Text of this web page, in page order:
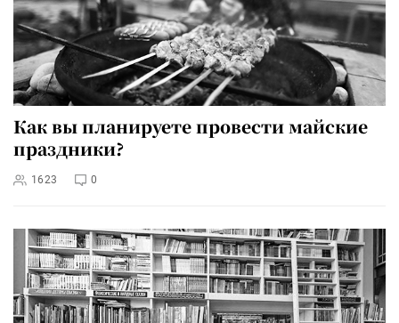
Как вы планируете провести майские
праздники?
1623 0